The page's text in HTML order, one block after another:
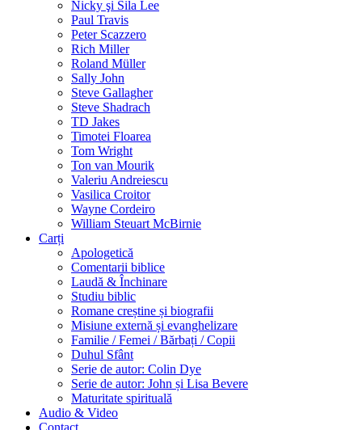
Nicky şi Sila Lee
Paul Travis
Peter Scazzero
Rich Miller
Roland Müller
Sally John
Steve Gallagher
Steve Shadrach
TD Jakes
Timotei Floarea
Tom Wright
Ton van Mourik
Valeriu Andreiescu
Vasilica Croitor
Wayne Cordeiro
William Steuart McBirnie
Carți
Apologetică
Comentarii biblice
Laudă & Închinare
Studiu biblic
Romane creștine și biografii
Misiune externă și evanghelizare
Familie / Femei / Bărbați / Copii
Duhul Sfânt
Serie de autor: Colin Dye
Serie de autor: John și Lisa Bevere
Maturitate spirituală
Audio & Video
Contact